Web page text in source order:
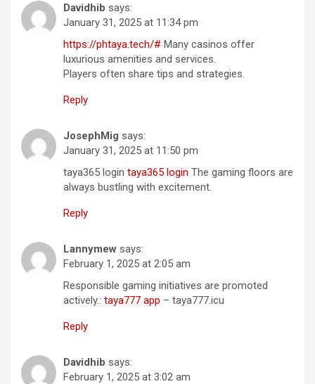
Davidhib says:
January 31, 2025 at 11:34 pm
https://phtaya.tech/# Many casinos offer
luxurious amenities and services.
Players often share tips and strategies.
Reply
JosephMig says:
January 31, 2025 at 11:50 pm
taya365 login taya365 login The gaming floors are
always bustling with excitement.
Reply
Lannymew says:
February 1, 2025 at 2:05 am
Responsible gaming initiatives are promoted
actively.: taya777 app – taya777.icu
Reply
Davidhib says:
February 1, 2025 at 3:02 am